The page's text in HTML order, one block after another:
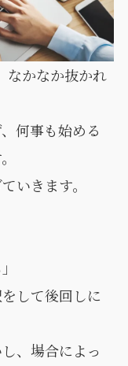
なかなか抜かれ
何事も始める
いきます。
して後回しに
、場合によっ